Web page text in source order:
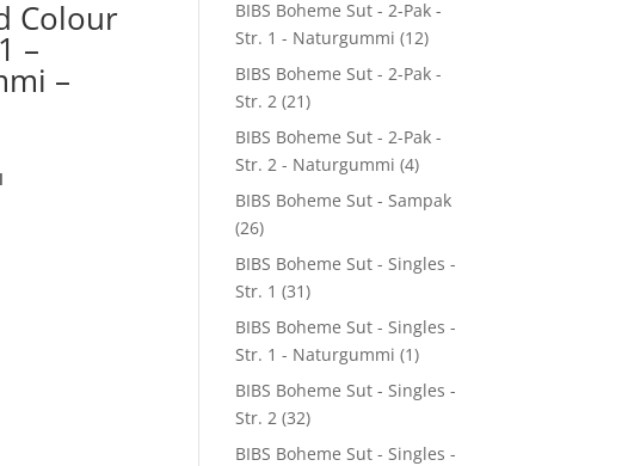
Colour
–
–
BIBS Boheme Sut - 2-Pak -
Str. 1 - Naturgummi (12)
BIBS Boheme Sut - 2-Pak -
Str. 2 (21)
BIBS Boheme Sut - 2-Pak -
Str. 2 - Naturgummi (4)
BIBS Boheme Sut - Sampak
(26)
BIBS Boheme Sut - Singles -
Str. 1 (31)
BIBS Boheme Sut - Singles -
Str. 1 - Naturgummi (1)
BIBS Boheme Sut - Singles -
Str. 2 (32)
BIBS Boheme Sut - Singles -